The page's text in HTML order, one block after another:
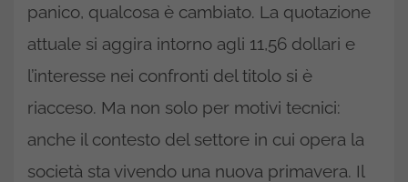
panico, qualcosa è cambiato. La quotazione
attuale si aggira intorno agli 11,56 dollari e
l’interesse nei confronti del titolo si è
riacceso. Ma non solo per motivi tecnici:
anche il contesto del settore in cui opera la
società sta vivendo una nuova primavera. Il